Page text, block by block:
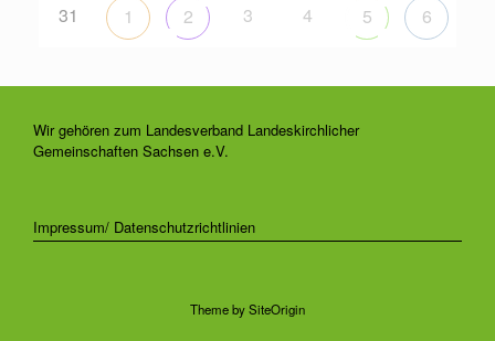
31 1 2 3 4 5 6
Wir gehören zum Landesverband Landeskirchlicher
Gemeinschaften Sachsen e.V.
Impressum/ Datenschutzrichtlinien
Theme bySiteOrigin